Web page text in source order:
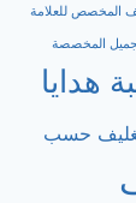
المخصص للعلامة
المخصصة
هدايا
حسب